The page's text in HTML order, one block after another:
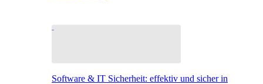
Software & IT Sicherheit: effektiv und sicher in